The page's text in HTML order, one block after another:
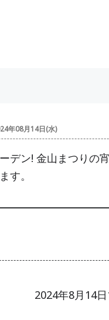
年08月14日(水)
デン! 金山まつりの
す。
2024年8月14